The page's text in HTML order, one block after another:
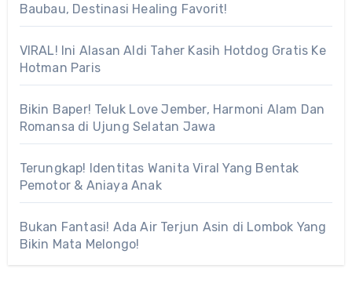
Baubau, Destinasi Healing Favorit!
VIRAL! Ini Alasan Aldi Taher Kasih Hotdog Gratis Ke
Hotman Paris
Bikin Baper! Teluk Love Jember, Harmoni Alam Dan
Romansa di Ujung Selatan Jawa
Terungkap! Identitas Wanita Viral Yang Bentak
Pemotor & Aniaya Anak
Bukan Fantasi! Ada Air Terjun Asin di Lombok Yang
Bikin Mata Melongo!